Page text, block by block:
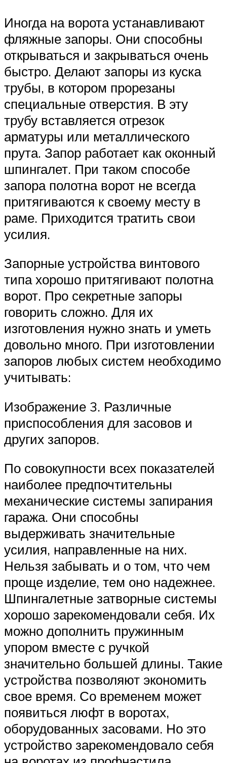
Иногда на ворота устанавливают
фляжные запоры. Они способны
открываться и закрываться очень
быстро. Делают запоры из куска
трубы, в котором прорезаны
специальные отверстия. В эту
трубу вставляется отрезок
арматуры или металлического
прута. Запор работает как оконный
шпингалет. При таком способе
запора полотна ворот не всегда
притягиваются к своему месту в
раме. Приходится тратить свои
усилия.
Запорные устройства винтового
типа хорошо притягивают полотна
ворот. Про секретные запоры
говорить сложно. Для их
изготовления нужно знать и уметь
довольно много. При изготовлении
запоров любых систем необходимо
учитывать:
Изображение 3. Различные
приспособления для засовов и
других запоров.
По совокупности всех показателей
наиболее предпочтительны
механические системы запирания
гаража. Они способны
выдерживать значительные
усилия, направленные на них.
Нельзя забывать и о том, что чем
проще изделие, тем оно надежнее.
Шпингалетные затворные системы
хорошо зарекомендовали себя. Их
можно дополнить пружинным
упором вместе с ручкой
значительно большей длины. Такие
устройства позволяют экономить
свое время. Со временем может
появиться люфт в воротах,
оборудованных засовами. Но это
устройство зарекомендовало себя